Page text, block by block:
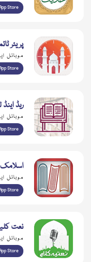
Store
پریئر
موبائل
Store
ریڈ
موبائل
Store
اسلامک
موبائل
Store
نعت
موبائل
Store